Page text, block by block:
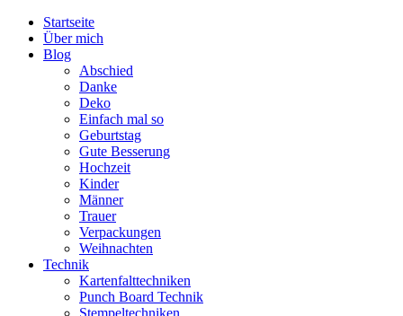
Startseite
Über mich
Blog
Abschied
Danke
Deko
Einfach mal so
Geburtstag
Gute Besserung
Hochzeit
Kinder
Männer
Trauer
Verpackungen
Weihnachten
Technik
Kartenfalttechniken
Punch Board Technik
Stempeltechniken